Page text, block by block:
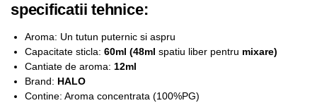
specificatii tehnice:
Aroma: Un tutun puternic si aspru
Capacitate sticla: 60ml (48ml spatiu liber pentru mixare)
Cantiate de aroma: 12ml
Brand: HALO
Contine: Aroma concentrata (100%PG)